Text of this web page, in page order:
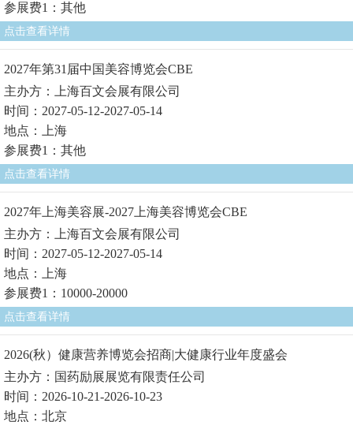
参展费1：其他
点击查看详情
2027年第31届中国美容博览会CBE
主办方：上海百文会展有限公司
时间：2027-05-12-2027-05-14
地点：上海
参展费1：其他
点击查看详情
2027年上海美容展-2027上海美容博览会CBE
主办方：上海百文会展有限公司
时间：2027-05-12-2027-05-14
地点：上海
参展费1：10000-20000
点击查看详情
2026(秋）健康营养博览会招商|大健康行业年度盛会
主办方：国药励展展览有限责任公司
时间：2026-10-21-2026-10-23
地点：北京